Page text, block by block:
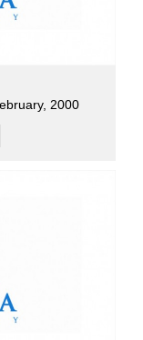
2000